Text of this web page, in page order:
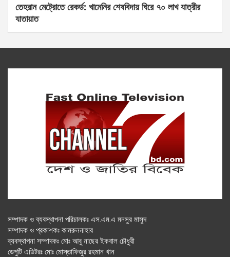
তেহরান মেট্রোতে রেকর্ড: খামেনির শেষবিদায় ঘিরে ৭০ লাখ যাত্রীর
যাতায়াত
সম্পাদক ও ব্যবস্থাপনা পরিচালকঃ এস.এম.এ মনসুর মাসুদ
সম্পাদক ও প্রকাশকঃ কামরুননাহার
ব্যবস্থাপনা সম্পাদকঃ মোঃ আবু নাছের ইকবাল চৌধুরী
ডেপুটি এডিটরঃ মোঃ মোস্তাফিজুর রহমান খান